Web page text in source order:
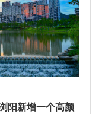
阳新增一个高颜